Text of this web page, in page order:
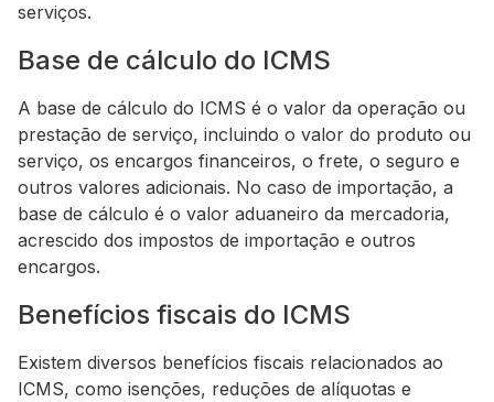
serviços.
Base de cálculo do ICMS
A base de cálculo do ICMS é o valor da operação ou
prestação de serviço, incluindo o valor do produto ou
serviço, os encargos financeiros, o frete, o seguro e
outros valores adicionais. No caso de importação, a
base de cálculo é o valor aduaneiro da mercadoria,
acrescido dos impostos de importação e outros
encargos.
Benefícios fiscais do ICMS
Existem diversos benefícios fiscais relacionados ao
ICMS, como isenções, reduções de alíquotas e